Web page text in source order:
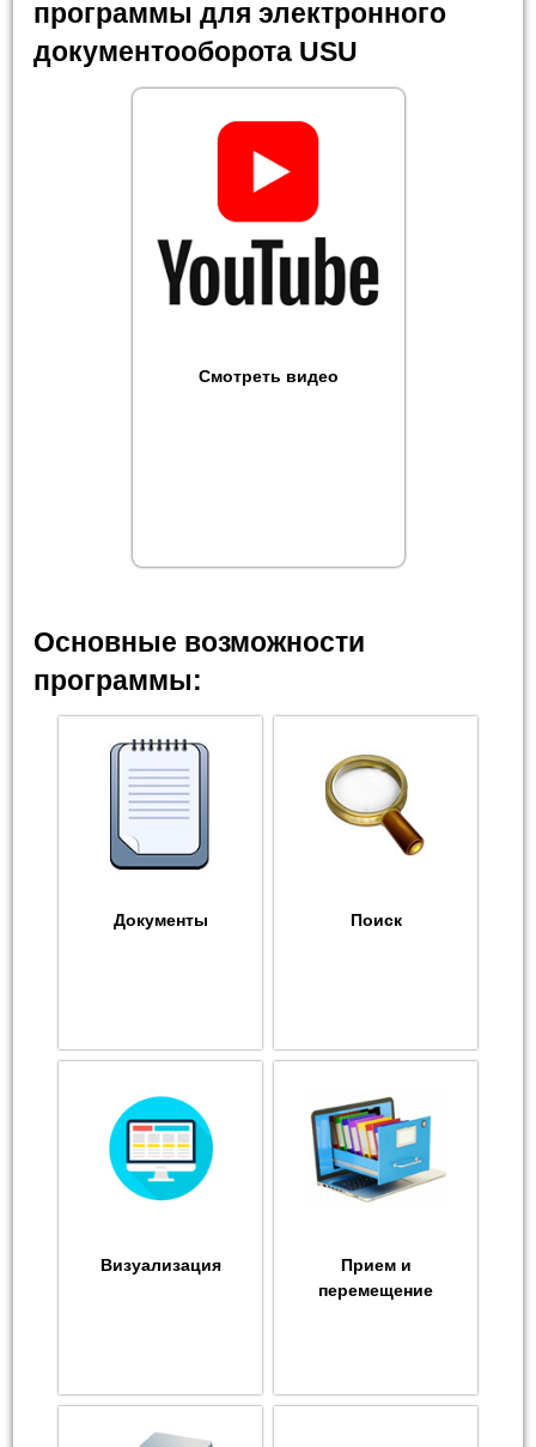
программы для электронного
документооборота USU
Смотреть видео
Основные возможности
программы:
Документы Поиск
Визуализация
Прием и
перемещение